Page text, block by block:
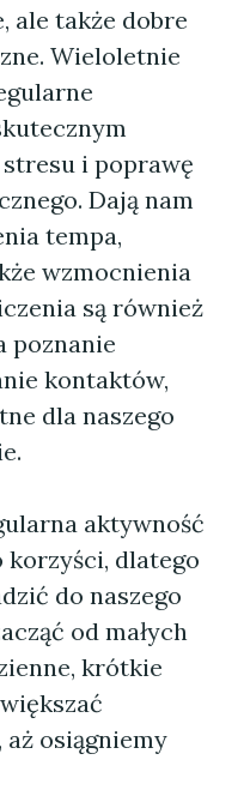
ale także dobre
Wieloletnie
i poprawę
Dają nam
tempa,
wzmocnienia
są również
poznanie
kontaktów,
dla naszego
aktywność
dlatego
do naszego
od małych
krótkie
osiągniemy